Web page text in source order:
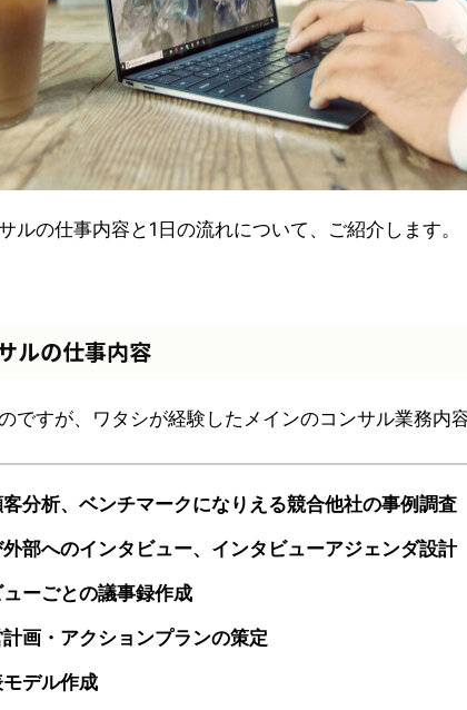
ルの仕事内容と1日の流れについて、ご紹介します。
ルの仕事内容
ですが、ワタシが経験したメインのコンサル業務内
客分析、ベンチマークになりえる競合他社の事例調査
外部へのインタビュー、インタビューアジェンダ設計
ューごとの議事録作成
計画・アクションプランの策定
モデル作成